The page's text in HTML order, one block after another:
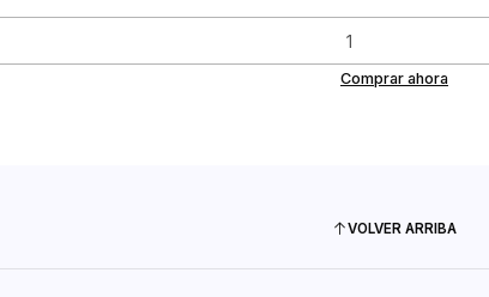
Comprar ahora
VOLVER ARRIBA